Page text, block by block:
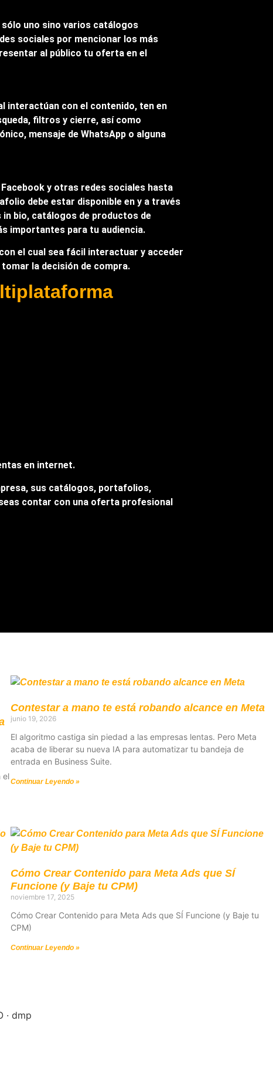
sólo uno sino varios catálogos
sociales por mencionar los más
al público tu oferta en el
interactúan con el contenido, ten en
filtros y cierre, así como
mensaje de WhatsApp o alguna
y otras redes sociales hasta
debe estar disponible en y a través
in bio, catálogos de productos de
importantes para tu audiencia.
el cual sea fácil interactuar y acceder
la decisión de compra.
en internet.
sus catálogos, portafolios,
contar con una oferta profesional
el
Contestar a mano te está robando alcance en Meta
junio 19, 2026
El algoritmo castiga sin piedad a las empresas lentas. Pero Meta
acaba de liberar su nueva IA para automatizar tu bandeja de
entrada en Business Suite.
Continuar Leyendo »
Cómo Crear Contenido para Meta Ads que SÍ
Funcione (y Baje tu CPM)
noviembre 17, 2025
Cómo Crear Contenido para Meta Ads que SÍ Funcione (y Baje tu
CPM)
Continuar Leyendo »